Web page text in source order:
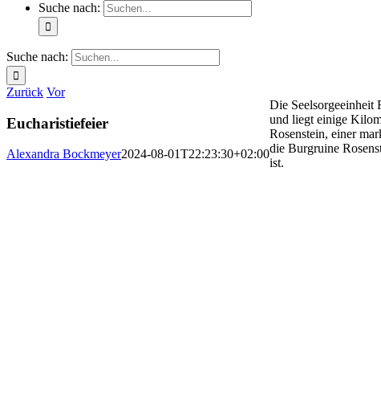
Suche nach:
Suche nach:
Zurück Vor
Eucharistiefeier
Alexandra Bockmeyer2024-08-01T22:23:30+02:00
Die Seelsorgeeinheit
und liegt einige
Rosenstein, einer
die Burgruine
ist.